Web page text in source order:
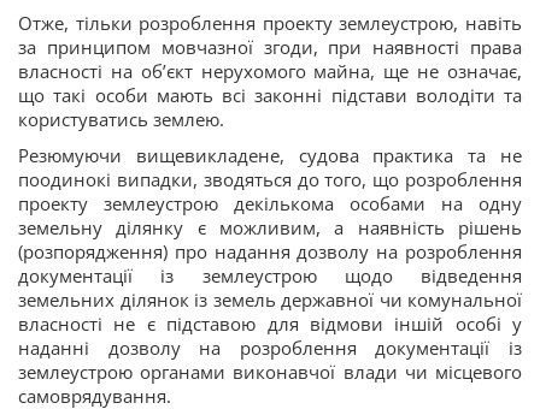
Отже, тільки розроблення проекту землеустрою, навіть
за принципом мовчазної згоди, при наявності права
власності на об’єкт нерухомого майна, ще не означає,
що такі особи мають всі законні підстави володіти та
користуватись землею.
Резюмуючи вищевикладене, судова практика та не
поодинокі випадки, зводяться до того, що розроблення
проекту землеустрою декількома особами на одну
земельну ділянку є можливим, а наявність рішень
(розпорядження) про надання дозволу на розроблення
документації із землеустрою щодо відведення
земельних ділянок із земель державної чи комунальної
власності не є підставою для відмови іншій особі у
наданні дозволу на розроблення документації із
землеустрою органами виконавчої влади чи місцевого
самоврядування.